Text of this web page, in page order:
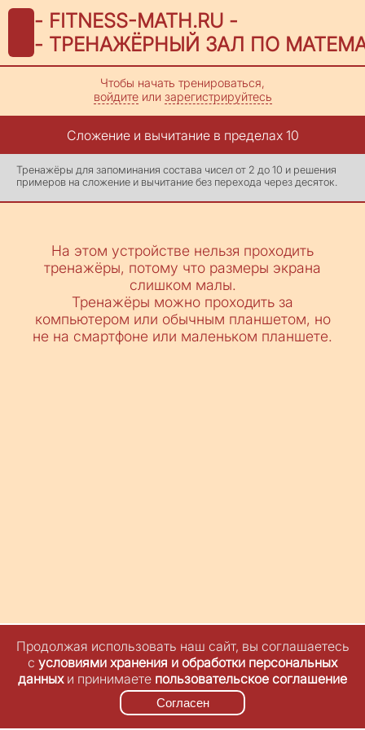
- FITNESS-MATH.RU -
- ТРЕНАЖЁРНЫЙ ЗАЛ ПО
Чтобы начать тренироваться,
войдитеили зарегистрируйтесь
Сложение и вычитание в пределах 10
Тренажёры для запоминания состава чисел от 2 до 10 и решения
примеров на сложение и вычитание без перехода через десяток.
На этом устройстве нельзя проходить
тренажёры, потому что размеры экрана
слишком малы.
Тренажёры можно проходить за
компьютером или обычным планшетом, но
не на смартфоне или маленьком планшете.
Продолжая использовать наш сайт, вы соглашаетесь
с условиями хранения и обработки персональных
данныхи принимаете пользовательское соглашение
Согласен
© Максим Семенихин, 2024-2026.Оферта
конфиденциальности